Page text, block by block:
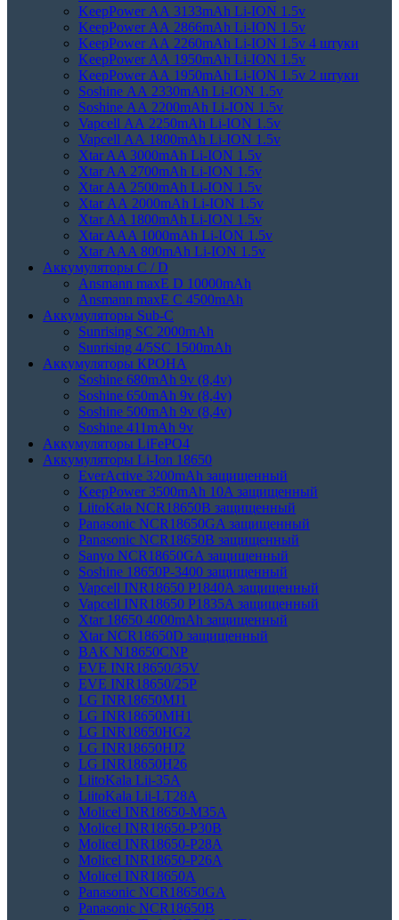
KeepPower АА 3133mAh Li-ION 1.5v
KeepPower АА 2866mAh Li-ION 1.5v
KeepPower АА 2260mAh Li-ION 1.5v 4 штуки
KeepPower АА 1950mAh Li-ION 1.5v
KeepPower АА 1950mAh Li-ION 1.5v 2 штуки
Soshine АА 2330mAh Li-ION 1.5v
Soshine АА 2200mAh Li-ION 1.5v
Vapcell АА 2250mAh Li-ION 1.5v
Vapcell АА 1800mAh Li-ION 1.5v
Xtar AA 3000mAh Li-ION 1.5v
Xtar AA 2700mAh Li-ION 1.5v
Xtar AA 2500mAh Li-ION 1.5v
Xtar АА 2000mAh Li-ION 1.5v
Xtar AA 1800mAh Li-ION 1.5v
Xtar AAA 1000mAh Li-ION 1.5v
Xtar AAA 800mAh Li-ION 1.5v
Аккумуляторы C / D
Ansmann maxE D 10000mAh
Ansmann maxE С 4500mAh
Аккумуляторы Sub-C
Sunrising SC 2000mAh
Sunrising 4/5SC 1500mAh
Аккумуляторы КРОНА
Soshine 680mAh 9v (8,4v)
Soshine 650mAh 9v (8,4v)
Soshine 500mAh 9v (8,4v)
Soshine 411mAh 9v
Аккумуляторы LiFePO4
Аккумуляторы Li-Ion 18650
EverActive 3200mAh защищенный
KeepPower 3500mAh 10A защищенный
LiitoKala NCR18650B защищенный
Panasonic NCR18650GA защищенный
Panasonic NCR18650B защищенный
Sanyo NCR18650GA защищенный
Soshine 18650P-3400 защищенный
Vapcell INR18650 P1840A защищенный
Vapcell INR18650 P1835A защищенный
Xtar 18650 4000mAh защищенный
Xtar NCR18650D защищенный
BAK N18650CNP
EVE INR18650/35V
EVE INR18650/25P
LG INR18650MJ1
LG INR18650MH1
LG INR18650HG2
LG INR18650HJ2
LG INR18650H26
LiitoKala Lii-35A
LiitoKala Lii-LT28A
Molicel INR18650-M35A
Molicel INR18650-P30B
Molicel INR18650-P28A
Molicel INR18650-P26A
Molicel INR18650A
Panasonic NCR18650GA
Panasonic NCR18650B